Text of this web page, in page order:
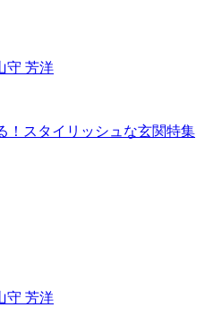
守 芳洋
！スタイリッシュな玄関特集
守 芳洋